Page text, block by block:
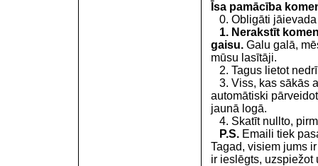
Īsa pamācība
0. Obligāti jāievada
1. Nerakstīt
gaisu. Galu galā,
mūsu lasītāji.
2. Tagus lietot
3. Viss, kas sākās
automātiski
jaunā logā.
4. Skatīt nullto,
P.S. Emaili tiek
Tagad, visiem jums
ir ieslēgts, uzspiežot